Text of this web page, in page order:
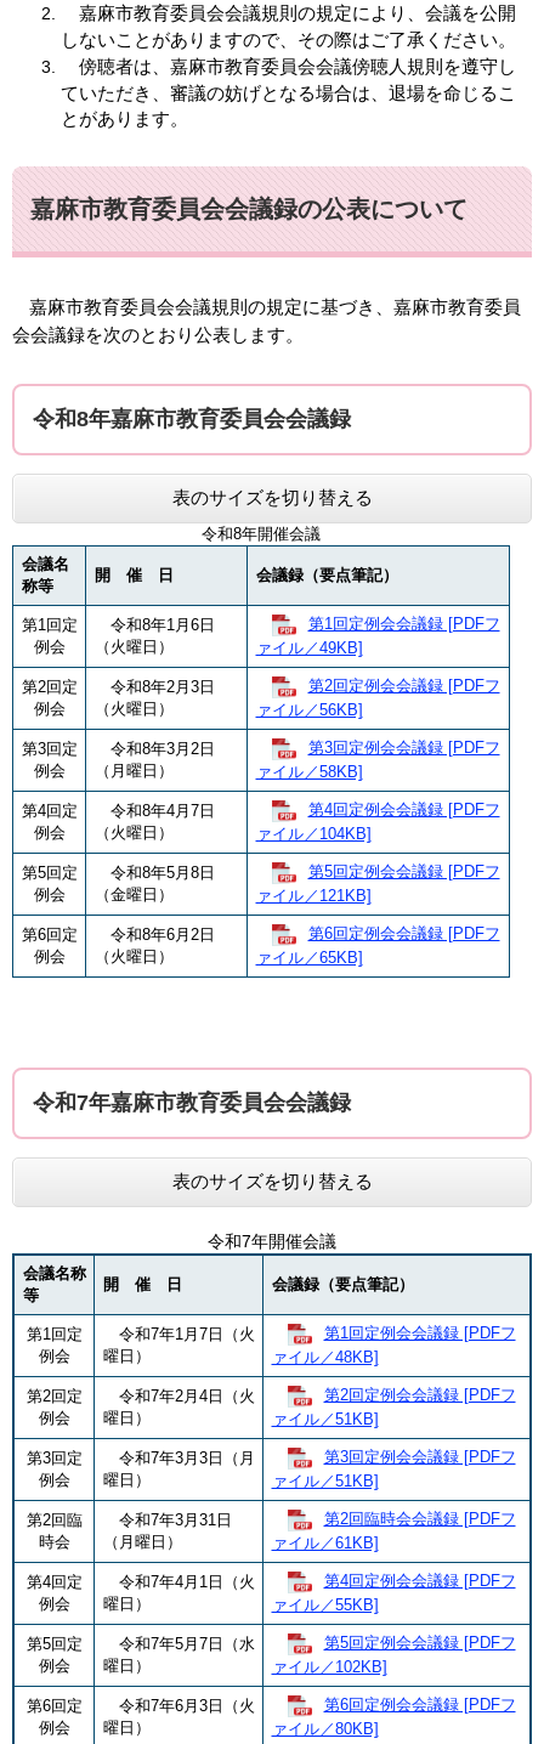
嘉麻市教育委員会会議規則の規定により、会議を公開
しないことがありますので、その際はご了承ください。
傍聴者は、嘉麻市教育委員会会議傍聴人規則を遵守し
ていただき、審議の妨げとなる場合は、退場を命じるこ
とがあります。
嘉麻市教育委員会会議録の公表について
嘉麻市教育委員会会議規則の規定に基づき、嘉麻市教育委員
会会議録を次のとおり公表します。
令和8年嘉麻市教育委員会会議録
表のサイズを切り替える
令和8年開催会議
会議名
称等
開 催 日 会議録（要点筆記）
第1回定
例会
令和8年1月6日
（火曜日）
第1回定例会会議録 [PDFフ
ァイル／49KB]
第2回定
例会
令和8年2月3日
（火曜日）
第2回定例会会議録 [PDFフ
ァイル／56KB]
第3回定
例会
令和8年3月2日
（月曜日）
第3回定例会会議録 [PDFフ
ァイル／58KB]
第4回定
例会
令和8年4月7日
（火曜日）
第4回定例会会議録 [PDFフ
ァイル／104KB]
第5回定
例会
令和8年5月8日
（金曜日）
第5回定例会会議録 [PDFフ
ァイル／121KB]
第6回定
例会
令和8年6月2日
（火曜日）
第6回定例会会議録 [PDFフ
ァイル／65KB]
令和7年嘉麻市教育委員会会議録
表のサイズを切り替える
令和7年開催会議
会議名称
等
開 催 日 会議録（要点筆記）
第1回定
例会
令和7年1月7日（火
曜日）
第1回定例会会議録 [PDFフ
ァイル／48KB]
第2回定
例会
令和7年2月4日（火
曜日）
第2回定例会会議録 [PDFフ
ァイル／51KB]
第3回定
例会
令和7年3月3日（月
曜日）
第3回定例会会議録 [PDFフ
ァイル／51KB]
第2回臨
時会
令和7年3月31日
（月曜日）
第2回臨時会会議録 [PDFフ
ァイル／61KB]
第4回定
例会
令和7年4月1日（火
曜日）
第4回定例会会議録 [PDFフ
ァイル／55KB]
第5回定
例会
令和7年5月7日（水
曜日）
第5回定例会会議録 [PDFフ
ァイル／102KB]
第6回定
例会
令和7年6月3日（火
曜日）
第6回定例会会議録 [PDFフ
ァイル／80KB]